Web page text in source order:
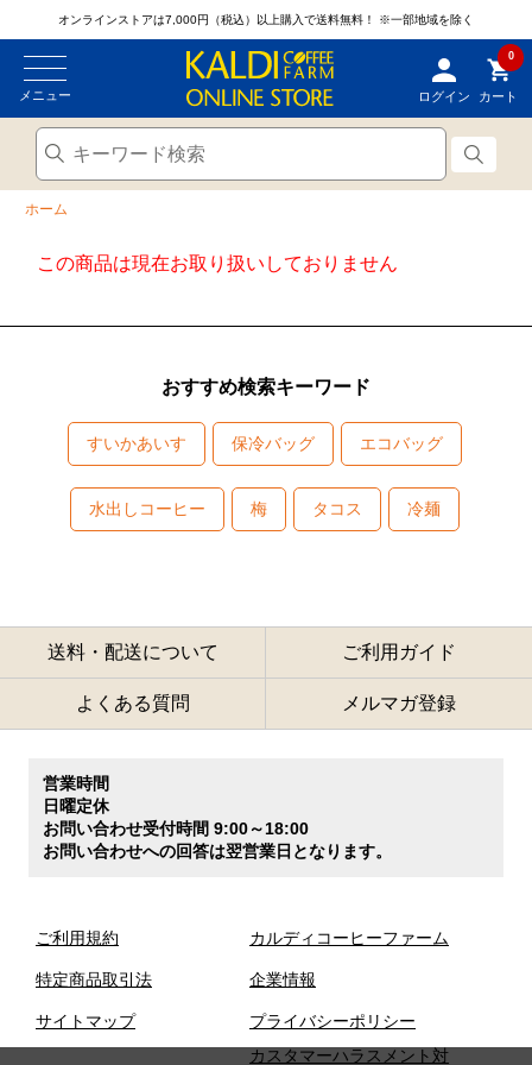
オンラインストアは7,000円（税込）以上購入で送料無料！ ※一部地域を除く
メニュー ログイン
0
カート
ホーム
この商品は現在お取り扱いしておりません
おすすめ検索キーワード
すいかあいす 保冷バッグ エコバッグ
水出しコーヒー 梅 タコス 冷麺
送料・配送について ご利用ガイド
よくある質問 メルマガ登録
営業時間
日曜定休
お問い合わせ受付時間 9:00～18:00
お問い合わせへの回答は翌営業日となります。
ご利用規約
特定商品取引法
サイトマップ
カルディコーヒーファーム
企業情報
プライバシーポリシー
カスタマーハラスメント対